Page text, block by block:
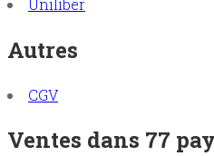
Uniliber
Autres
CGV
Ventes dans 77